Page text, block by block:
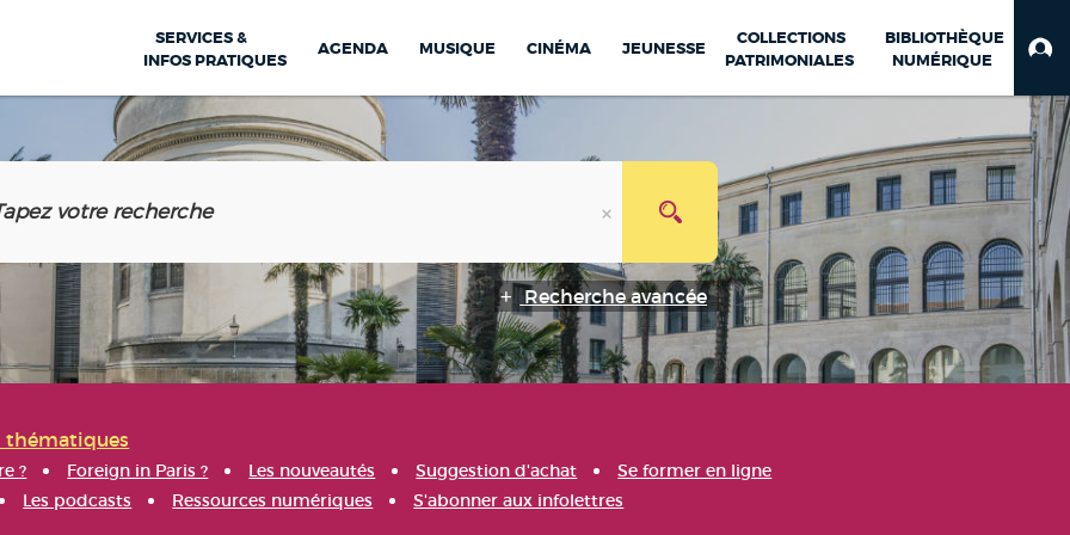
SERVICES &
INFOS PRATIQUES
AGENDA MUSIQUE CINÉMA JEUNESSE
COLLECTIONS
PATRIMONIALES
BIBLIOTHÈQUE
NUMÉRIQUE
Recherche avancée
thématiques
? Foreign in Paris ? Les nouveautés Suggestion d'achat
Se former en ligne
Les podcasts Ressources numériques S'abonner aux infolettres